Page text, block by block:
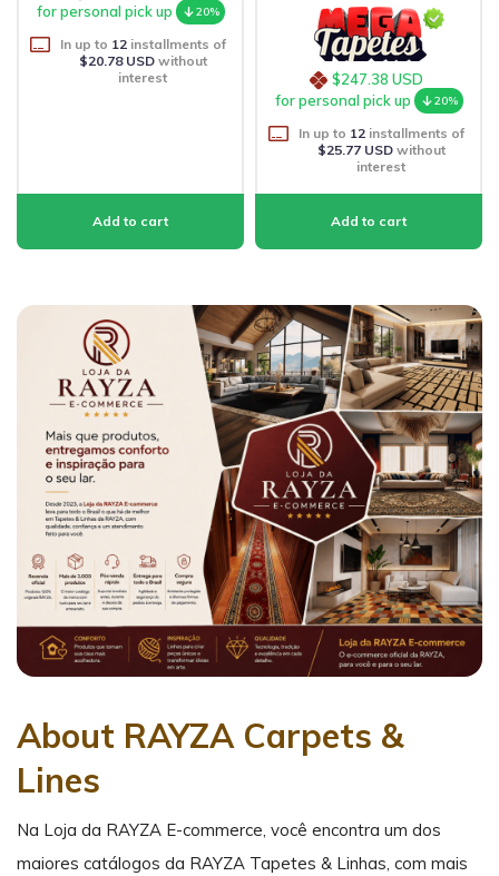
for personal pick up
20%
In up to 12installments of
$20.78 USDwithout
interest
$247.38 USD
for personal pick up
20%
In up to 12installments of
$25.77 USDwithout
interest
About RAYZA Carpets &
Lines
Na Loja da RAYZA E-commerce, você encontra um dos
maiores catálogos da RAYZA Tapetes & Linhas, com mais